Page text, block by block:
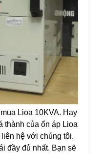
Lioa 10KVA. Hay
thành của ổn áp Lioa
hệ với chúng tôi.
đầy đủ nhất. Bạn sẽ